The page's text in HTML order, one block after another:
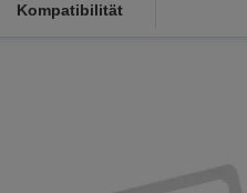
Kompatibilität